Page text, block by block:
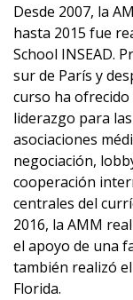
Desde 2007, la
hasta 2015 fue
School INSEAD.
sur de París y
curso ha
liderazgo para
asociaciones
negociación,
cooperación
centrales del
2016, la AMM
el apoyo de una
también realizó
Florida.